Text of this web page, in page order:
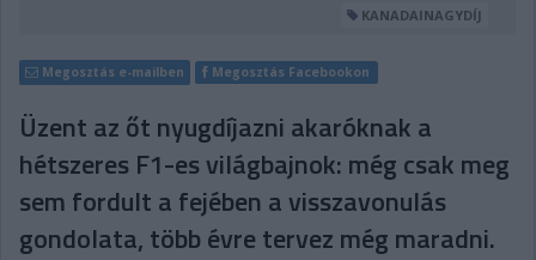
KANADAINAGYDÍJ
Megosztás e-mailben Megosztás Facebookon
Üzent az őt nyugdíjazni akaróknak a
hétszeres F1-es világbajnok: még csak meg
sem fordult a fejében a visszavonulás
gondolata, több évre tervez még maradni.